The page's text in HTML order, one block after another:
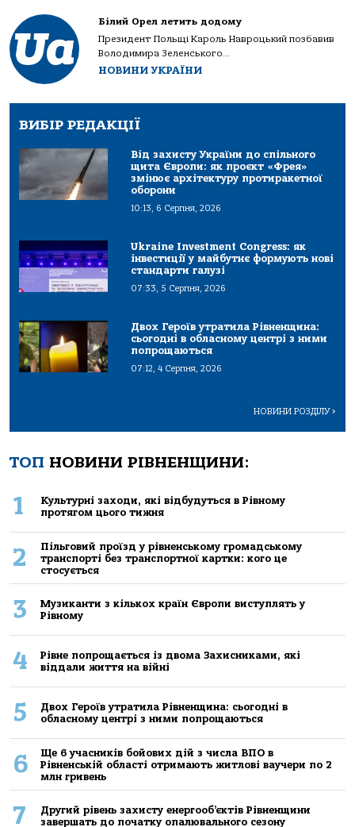
Білий Орел летить додому
Президент Польщі Кароль Навроцький позбавив
Володимира Зеленського...
НОВИНИ УКРАЇНИ
ВИБІР РЕДАКЦІЇ
Від захисту України до спільного
щита Європи: як проєкт «Фрея»
змінює архітектуру протиракетної
оборони
10:13, 6 Серпня, 2026
Ukraine Investment Congress: як
інвестиції у майбутнє формують нові
стандарти галузі
07:33, 5 Серпня, 2026
Двох Героїв утратила Рівненщина:
сьогодні в обласному центрі з ними
попрощаються
07:12, 4 Серпня, 2026
НОВИНИ РОЗДІЛУ>
ТОП НОВИНИ РІВНЕНЩИНИ:
1
Культурні заходи, які відбудуться в Рівному
протягом цього тижня
2
Пільговий проїзд у рівненському громадському
транспорті без транспортної картки: кого це
стосується
3
Музиканти з кількох країн Європи виступлять у
Рівному
4
Рівне попрощається із двома Захисниками, які
віддали життя на війні
5
Двох Героїв утратила Рівненщина: сьогодні в
обласному центрі з ними попрощаються
6
Ще 6 учасників бойових дій з числа ВПО в
Рівненській області отримають житлові ваучери по 2
млн гривень
7
Другий рівень захисту енергооб’єктів Рівненщини
завершать до початку опалювального сезону